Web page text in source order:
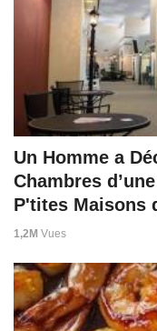
Un Homme a
Chambres
P'tites Maisons
1,2M Vues